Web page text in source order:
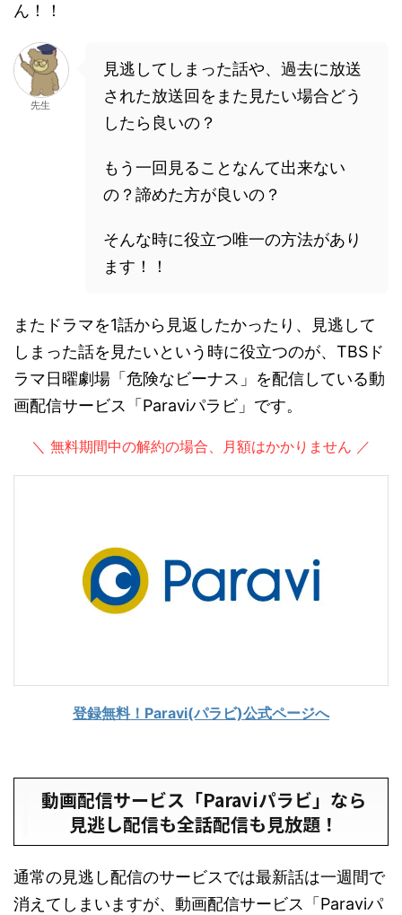
ん！！
先生
見逃してしまった話や、過去に放送
された放送回をまた見たい場合どう
したら良いの？
もう一回見ることなんて出来ない
の？諦めた方が良いの？
そんな時に役立つ唯一の方法があり
ます！！
またドラマを1話から見返したかったり、見逃して
しまった話を見たいという時に役立つのが、TBSド
ラマ日曜劇場「危険なビーナス」を配信している動
画配信サービス「Paraviパラビ」です。
＼ 無料期間中の解約の場合、月額はかかりません ／
登録無料！Paravi(パラビ)公式ページへ
動画配信サービス「Paraviパラビ」なら
見逃し配信も全話配信も見放題！
通常の見逃し配信のサービスでは最新話は一週間で
消えてしまいますが、動画配信サービス「Paraviパ